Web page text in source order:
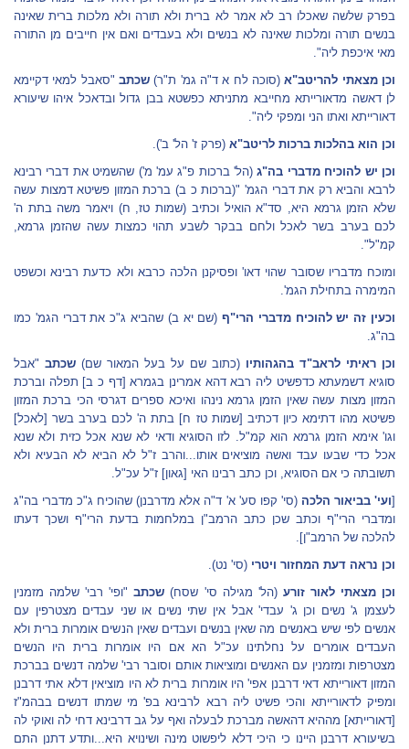
בפרק שלשה שאכלו רב לא אמר לא ברית ולא תורה ולא מלכות ברית שאינה
בנשים תורה ומלכות שאינה לא בנשים ולא בעבדים ואם אין חייבים מן התורה
מאי איכפת ליה".
וכן מצאתי להריטב"א(סוכה לח א ד"ה גמ' ת"ר) שכתב "סאבל למאי דקיימא
לן דאשה מדאורייתא מחייבא מתניתא כפשטא בבן גדול ובדאכל איהו שיעורא
דאורייתא ואתו הני ומפקי ליה".
וכן הוא בהלכות ברכות לריטב"א (פרק ז' הל' ב').
וכן יש להוכיח מדברי בה"ג(הל' ברכות פ"ג עמ' מ') שהשמיט את דברי רבינא
לרבא והביא רק את דברי הגמ' "(ברכות כ ב) ברכת המזון פשיטא דמצות עשה
שלא הזמן גרמא היא, סד"א הואיל וכתיב (שמות טז, ח) ויאמר משה בתת ה'
לכם בערב בשר לאכל ולחם בבקר לשבע תהוי כמצות עשה שהזמן גרמא,
קמ"ל".
ומוכח מדבריו שסובר שהוי דאו' ופסיקנן הלכה כרבא ולא כדעת רבינא וכשפט
המימרה בתחילת הגמ'.
וכעין זה יש להוכיח מדברי הרי"ף(שם יא ב) שהביא ג"כ את דברי הגמ' כמו
בה"ג.
וכן ראיתי לראב"ד בהגהותיו (כתוב שם על בעל המאור שם) שכתב "אבל
סוגיא דשמעתא כדפשיט ליה רבא דהא אמרינן בגמרא [דף כ ב] תפלה וברכת
המזון מצות עשה שאין הזמן גרמא נינהו ואיכא ספרים דגרסי הכי ברכת המזון
פשיטא מהו דתימא כיון דכתיב [שמות טז ח] בתת ה' לכם בערב בשר [לאכל]
וגו' אימא הזמן גרמא הוא קמ"ל. לזו הסוגיא ודאי לא שנא אכל כזית ולא שנא
אכל כדי שבעו עבד ואשה מוציאים אותו...והרב ז"ל לא הביא לא הבעיא ולא
תשובתה כי אם הסוגיא, וכן כתב רבינו האי [גאון] ז"ל עכ"ל.
[ועי' בביאור הלכה (סי' קפו סע' א' ד"ה אלא מדרבנן) שהוכיח ג"כ מדברי בה"ג
ומדברי הרי"ף וכתב שכן כתב הרמב"ן במלחמות בדעת הרי"ף ושכך דעתו
להלכה של הרמב"ן].
וכן נראה דעת המחזור ויטרי (סי' נט).
וכן מצאתי לאור זורע (הל' מגילה סי' שסח) שכתב "ופי' רבי' שלמה מזמנין
לעצמן ג' נשים וכן ג' עבדי' אבל אין שתי נשים או שני עבדים מצטרפין עם
אנשים לפי שיש באנשים מה שאין בנשים ועבדים שאין הנשים אומרות ברית ולא
העבדים אומרים על נחלתינו עכ"ל הא אם היו אומרות ברית היו הנשים
מצטרפות ומזמנין עם האנשים ומוציאות אותם וסובר רבי' שלמה דנשים בברכת
המזון דאורייתא דאי דרבנן אפי' היו אומרות ברית לא היו מוציאין דלא אתי דרבנן
ומפיק לדאורייתא והכי פשיט ליה רבא לרבינא בפ' מי שמתו דנשים בבהמ"ז
[דאורייתא] מההיא דהאשה מברכת לבעלה ואף על גב דרבינא דחי לה ואוקי לה
בשיעורא דרבנן היינו כי היכי דלא ליפשוט מינה ושינויא היא...ותדע דתנן התם